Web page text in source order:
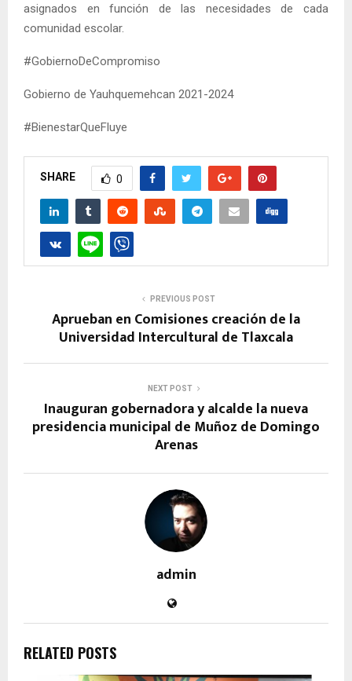
asignados en función de las necesidades de cada
comunidad escolar.
#GobiernoDeCompromiso
Gobierno de Yauhquemehcan 2021-2024
#BienestarQueFluye
SHARE 0
PREVIOUS POST
Aprueban en Comisiones creación de la
Universidad Intercultural de Tlaxcala
NEXT POST
Inauguran gobernadora y alcalde la nueva
presidencia municipal de Muñoz de Domingo
Arenas
admin
RELATED POSTS